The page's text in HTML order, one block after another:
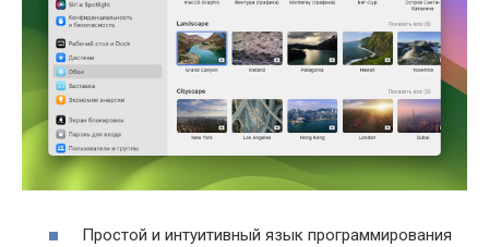
Простой и интуитивный язык программирования